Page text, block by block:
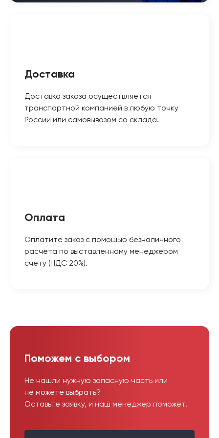
Доставка
Доставка заказа осуществляется
транспортной компанией в любую точку
России или самовывозом со склада.
Оплата
Оплатите заказ с помощью безналичного
расчёта по выставленному менеджером
счету (НДС 20%).
Поможем с выбором
Не нашли нужную запасную часть или
не можете выбрать?
Оставьте заявку, и наш менеджер поможет.